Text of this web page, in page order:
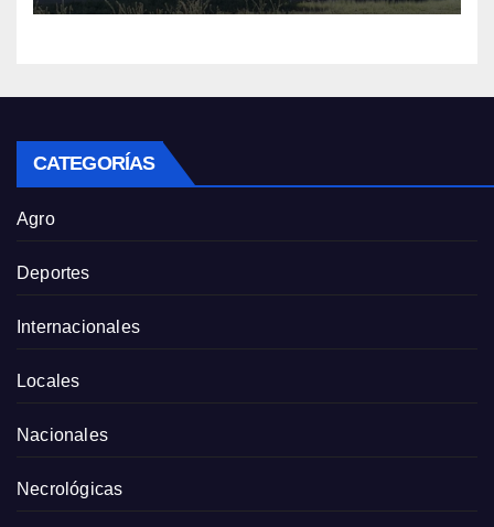
CATEGORÍAS
Agro
Deportes
Internacionales
Locales
Nacionales
Necrológicas